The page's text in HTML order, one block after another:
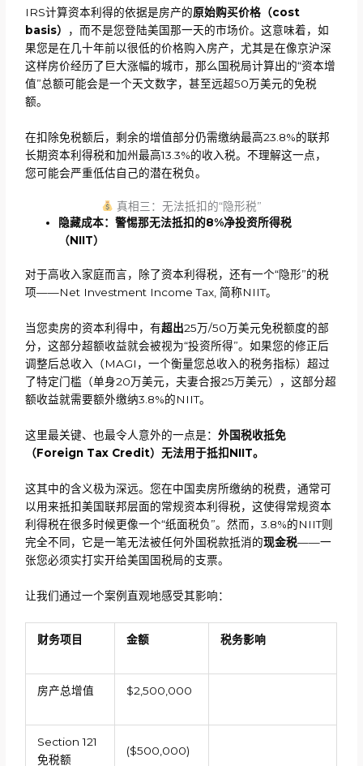
IRS计算资本利得的依据是房产的原始购买价格（cost
basis）
，而不是您登陆美国那一天的市场价。这意味着，如
果您是在几十年前以很低的价格购入房产，尤其是在像京沪深
这样房价经历了巨大涨幅的城市，那么国税局计算出的“资本增
值”总额可能会是一个天文数字，甚至远超50万美元的免税
额。
在扣除免税额后，剩余的增值部分仍需缴纳最高23.8%的联邦
长期资本利得税和加州最高13.3%的收入税。不理解这一点，
您可能会严重低估自己的潜在税负。
真相三：无法抵扣的“隐形税”
隐藏成本：警惕那无法抵扣的8%净投资所得税
（NIIT）
对于高收入家庭而言，除了资本利得税，还有一个“隐形”的税
项——Net Investment Income Tax, 简称NIIT。
当您卖房的资本利得中，有超出25万/50万美元免税额度的部
分，这部分超额收益就会被视为“投资所得”。如果您的修正后
调整后总收入（MAGI，一个衡量您总收入的税务指标）超过
了特定门槛（单身20万美元，夫妻合报25万美元），这部分超
额收益就需要额外缴纳3.8%的NIIT。
这里最关键、也最令人意外的一点是：外国税收抵免
（Foreign Tax Credit）无法用于抵扣NIIT。
这其中的含义极为深远。您在中国卖房所缴纳的税费，通常可
以用来抵扣美国联邦层面的常规资本利得税，这使得常规资本
利得税在很多时候更像一个“纸面税负”。然而，3.8%的NIIT则
完全不同，它是一笔无法被任何外国税款抵消的现金税——一
张您必须实打实开给美国国税局的支票。
让我们通过一个案例直观地感受其影响：
财务项目 金额 税务影响
房产总增值 $2,500,000
Section 121
免税额
($500,000)